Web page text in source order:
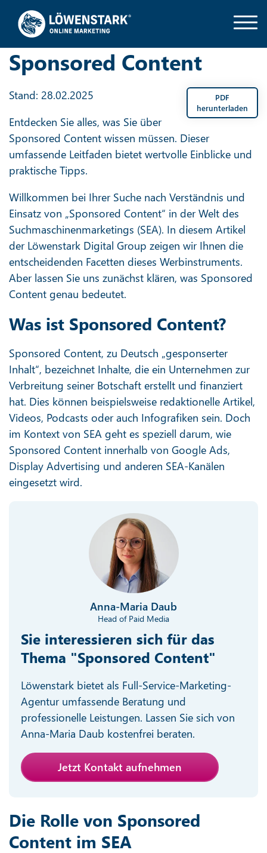
Sponsored Content
PDF
herunterladen
Stand: 28.02.2025
Entdecken Sie alles, was Sie über
Sponsored Content wissen müssen. Dieser
umfassende Leitfaden bietet wertvolle Einblicke und
praktische Tipps.
Willkommen bei Ihrer Suche nach Verständnis und
Einsatz von „Sponsored Content“ in der Welt des
Suchmaschinenmarketings (SEA). In diesem Artikel
der Löwenstark Digital Group zeigen wir Ihnen die
entscheidenden Facetten dieses Werbinstruments.
Aber lassen Sie uns zunächst klären, was Sponsored
Content genau bedeutet.
Was ist Sponsored Content?
Sponsored Content, zu Deutsch „gesponserter
Inhalt“, bezeichnet Inhalte, die ein Unternehmen zur
Verbreitung seiner Botschaft erstellt und finanziert
hat. Dies können beispielsweise redaktionelle Artikel,
Videos, Podcasts oder auch Infografiken sein. Doch
im Kontext von SEA geht es speziell darum, wie
Sponsored Content innerhalb von Google Ads,
Display Advertising und anderen SEA-Kanälen
eingesetzt wird.
Anna-Maria Daub
Head of Paid Media
Sie interessieren sich für das
Thema "Sponsored Content"
Löwenstark bietet als Full-Service-Marketing-
Agentur umfassende Beratung und
professionelle Leistungen. Lassen Sie sich von
Anna-Maria Daub kostenfrei beraten.
Jetzt Kontakt aufnehmen
Die Rolle von Sponsored
Content im SEA